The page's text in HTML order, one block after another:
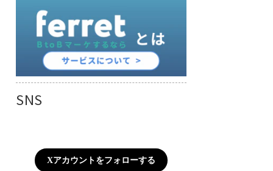
SNS
Xアカウントをフォローする